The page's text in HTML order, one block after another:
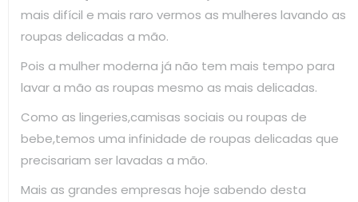
mais difícil e mais raro vermos as mulheres lavando as
roupas delicadas a mão.
Pois a mulher moderna já não tem mais tempo para
lavar a mão as roupas mesmo as mais delicadas.
Como as lingeries,camisas sociais ou roupas de
bebe,temos uma infinidade de roupas delicadas que
precisariam ser lavadas a mão.
Mais as grandes empresas hoje sabendo desta